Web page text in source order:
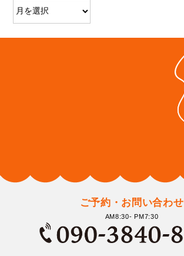
ご予約・お問い合わせ
AM8:30- PM7:30